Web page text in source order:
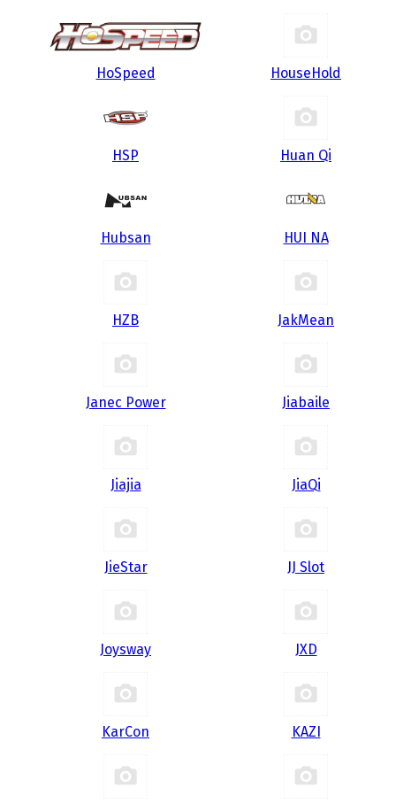
HoSpeed HouseHold
HSP Huan Qi
Hubsan HUI NA
HZB JakMean
Janec Power Jiabaile
Jiajia JiaQi
JieStar JJ Slot
Joysway JXD
KarCon KAZI